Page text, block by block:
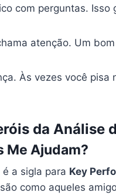
com perguntas.
atenção. Um
Às vezes você
da Análise
Me Ajudam?
é a sigla para Key
como aqueles